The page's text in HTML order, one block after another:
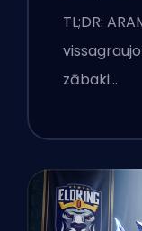
TL;DR:
zābaki…